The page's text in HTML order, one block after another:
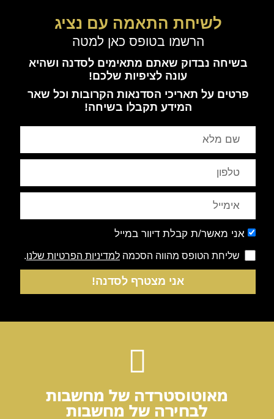
לשיחת התאמה עם נציג
הרשמו בטופס כאן למטה
בשיחה נבדוק שאתם מתאימים לסדנה ושהיא
עונה לציפיות שלכם!
פרטים על תאריכי הסדנאות הקרובות וכל שאר
המידע תקבלו בשיחה!
אני מאשר/ת קבלת דיוור במייל
שליחת הטופס מהווה הסכמה למדיניות הפרטיות שלנו.
אני מצטרף לסדנה!
מאוטוסטרדה של מחשבות
לבחירה של מחשבות